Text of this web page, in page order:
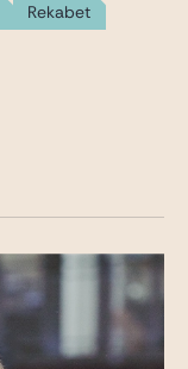
Rekabet